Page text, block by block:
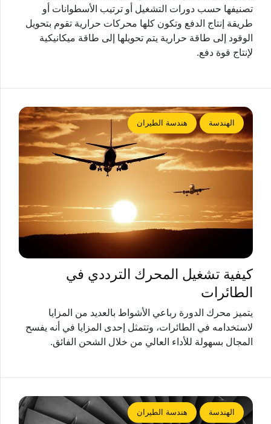
تصنيفها حسب دورات التشغيل أو ترتيب الأسطوانات أو
طريقة إنتاج الدفع وتكون كلها محركات حرارية تقوم بتحويل
الوقود إلى طاقة حرارية يتم تحويلها إلى طاقة ميكانيكية
لإنتاج قوة دفع.
الهندسة هندسة الطيران
كيفية تشغيل المحرك الترددي في
الطائرات
يتميز محرك الدورة رباعي الأشواط بالعديد من المزايا
لاستخدامه في الطائرات، وتتمثل إحدى المزايا في أنه يفسح
المجال بسهولة للأداء العالي من خلال الشحن الفائق.
الهندسة هندسة الطيران